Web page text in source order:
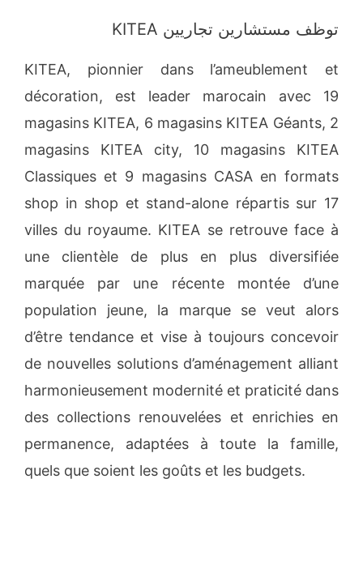
KITEA توظف مستشارين تجاريين
KITEA, pionnier dans l’ameublement et
décoration, est leader marocain avec 19
magasins KITEA, 6 magasins KITEA Géants, 2
magasins KITEA city, 10 magasins KITEA
Classiques et 9 magasins CASA en formats
shop in shop et stand-alone répartis sur 17
villes du royaume. KITEA se retrouve face à
une clientèle de plus en plus diversifiée
marquée par une récente montée d’une
population jeune, la marque se veut alors
d’être tendance et vise à toujours concevoir
de nouvelles solutions d’aménagement alliant
harmonieusement modernité et praticité dans
des collections renouvelées et enrichies en
permanence, adaptées à toute la famille,
quels que soient les goûts et les budgets.